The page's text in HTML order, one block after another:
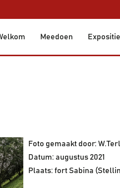
Meedoen
Foto gemaakt door:
Datum: augustus 2021
Plaats: fort Sabina